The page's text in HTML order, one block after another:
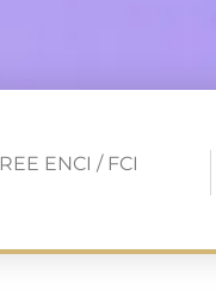
ENCI / FCI